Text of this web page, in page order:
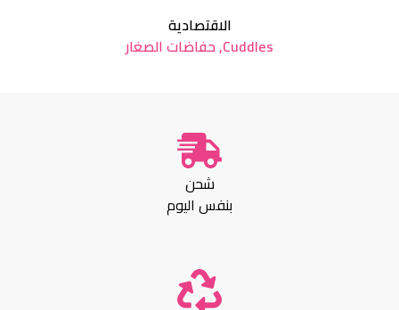
الاقتصادية
Cuddles
,حفاضات الصغار
شحن
بنفس اليوم